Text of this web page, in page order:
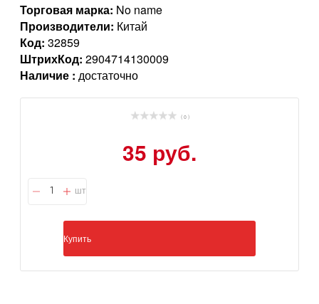
Торговая марка: No name
Производители: Китай
Код: 32859
ШтрихКод: 2904714130009
Наличие : достаточно
( 0 )
35 руб.
шт
Купить